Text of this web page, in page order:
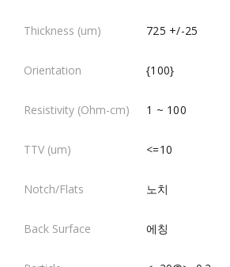
725 +/-25
{100}
1 ~ 100
<=10
노치
에칭